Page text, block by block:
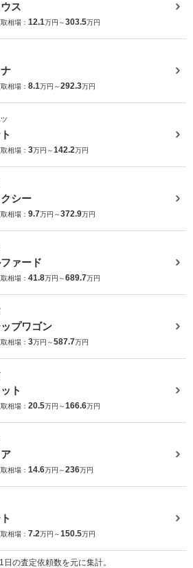
ス
相場： 12.1万円～303.5万円
相場： 8.1万円～292.3万円
相場： 3万円～142.2万円
シー
相場： 9.7万円～372.9万円
ァード
相場： 41.8万円～689.7万円
プワゴン
相場： 3万円～587.7万円
ト
相場： 20.5万円～166.6万円
相場： 14.6万円～236万円
相場： 7.2万円～150.5万円
の査定依頼数を元に集計。